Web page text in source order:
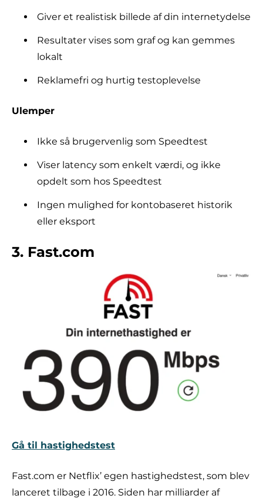
Giver et realistisk billede af din internetydelse
Resultater vises som graf og kan gemmes
lokalt
Reklamefri og hurtig testoplevelse
Ulemper
Ikke så brugervenlig som Speedtest
Viser latency som enkelt værdi, og ikke
opdelt som hos Speedtest
Ingen mulighed for kontobaseret historik
eller eksport
3. Fast.com
Gå til hastighedstest
Fast.com er Netflix’ egen hastighedstest, som blev
lanceret tilbage i 2016. Siden har milliarder af